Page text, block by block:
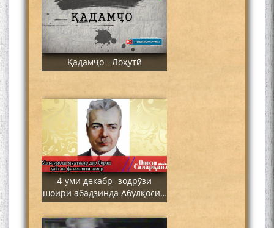
Қадамҷо - Лоҳутӣ
4-уми декабр- зодрӯзи
шоири абадзинда Абулқосим
Лоҳутӣ